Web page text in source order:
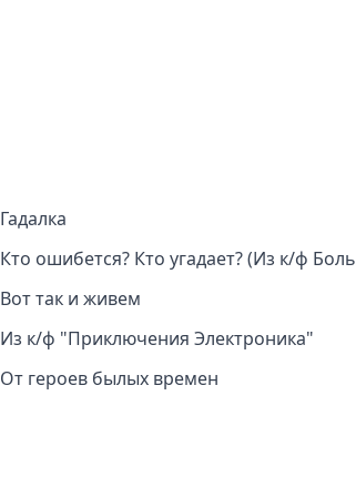
Гадалка
Кто ошибется? Кто угадает? (Из к/ф
Вот так и живем
Из к/ф "Приключения Электроника"
От героев былых времен